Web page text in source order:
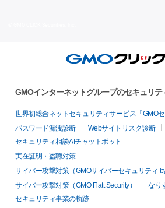
GMOインターネットグループのセキュリテ
世界初総合ネットセキュリティサービス「GMOセ
パスワード漏洩診断
Webサイトリスク診断
セキュリティ相談AIチャットボット
実在証明・盗聴対策
サイバー攻撃対策（GMOサイバーセキュリティ
サイバー攻撃対策（GMO Flatt Security）
なり
セキュリティ事業の軌跡